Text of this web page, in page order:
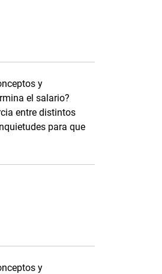
y
el salario?
entre distintos
para que
y